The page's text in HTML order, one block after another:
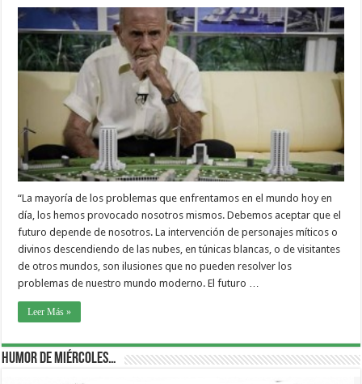
“La mayoría de los problemas que enfrentamos en el mundo hoy en
día, los hemos provocado nosotros mismos. Debemos aceptar que el
futuro depende de nosotros. La intervención de personajes míticos o
divinos descendiendo de las nubes, en túnicas blancas, o de visitantes
de otros mundos, son ilusiones que no pueden resolver los
problemas de nuestro mundo moderno. El futuro …
Leer Más »
Humor de Miércoles…